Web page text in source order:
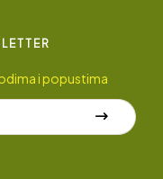
i popustima